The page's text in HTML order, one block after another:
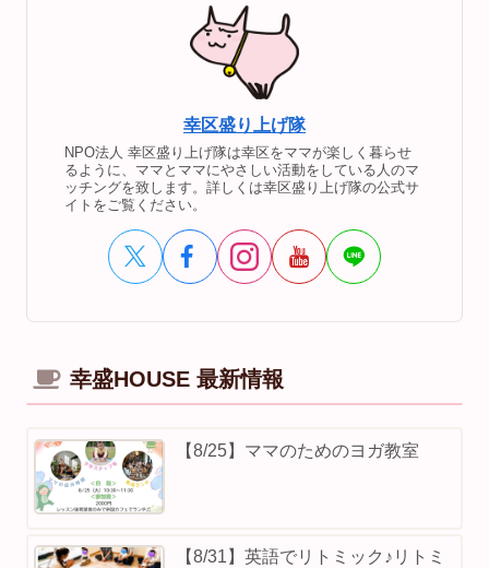
幸区盛り上げ隊
NPO法人 幸区盛り上げ隊は幸区をママが楽しく暮らせ
るように、ママとママにやさしい活動をしている人のマ
ッチングを致します。詳しくは幸区盛り上げ隊の公式サ
イトをご覧ください。
幸盛HOUSE 最新情報
【8/25】ママのためのヨガ教室
【8/31】英語でリトミック♪リトミ